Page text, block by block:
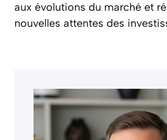
aux évolutions du marché et
nouvelles attentes des